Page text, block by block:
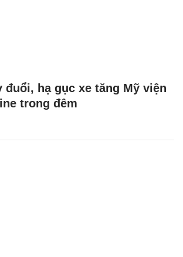
đuổi, hạ gục xe tăng Mỹ viện
trong đêm